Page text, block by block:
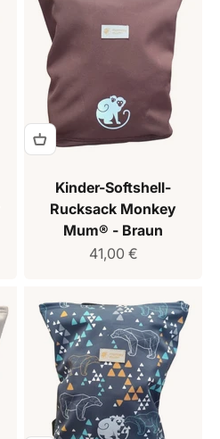
Kinder-Softshell-
Rucksack Monkey
Mum® - Braun
Verkaufspreis
41,00 €